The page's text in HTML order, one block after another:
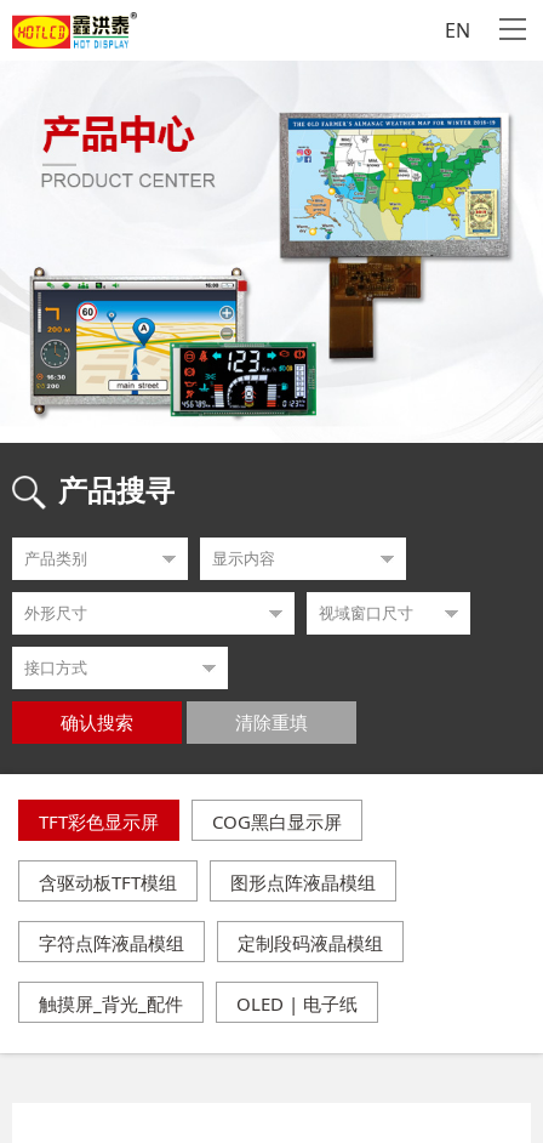
EN
产品搜寻
确认搜索 清除重填
TFT彩色显示屏 COG黑白显示屏
含驱动板TFT模组 图形点阵液晶模组
字符点阵液晶模组 定制段码液晶模组
触摸屏_背光_配件 OLED | 电子纸